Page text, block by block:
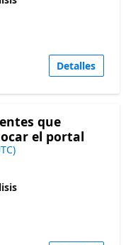
Detalles
que
el portal